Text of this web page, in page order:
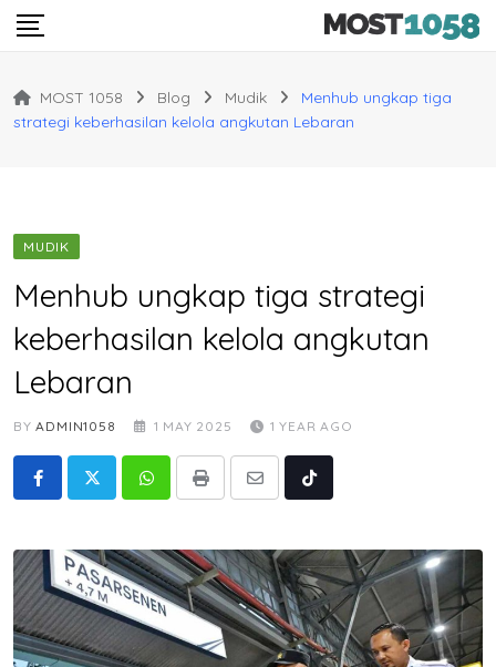
Skip
MOST 1058 Blog Mudik
Menhub ungkap tiga
strategi keberhasilan kelola angkutan Lebaran
MUDIK
Menhub ungkap tiga strategi
keberhasilan kelola angkutan
Lebaran
BYADMIN1058 1 MAY 2025 1 YEAR AGO
WhatsappPrint
Share
Tiktok